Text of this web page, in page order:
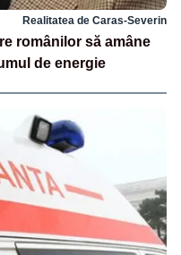
Realitatea de Caras-Severin
românilor să amâne
de energie